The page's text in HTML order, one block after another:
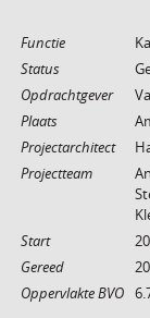
Functie
Status
Opdrachtgever
Plaats
Projectarchitect
Projectteam
Start
Gereed
Oppervlakte BVO